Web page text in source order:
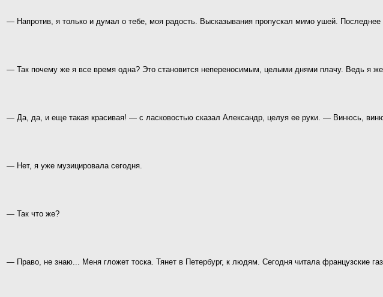
— Напротив, я только и думал о тебе, моя радость. Высказывания пропускал мимо ушей.
— Так почему же я все время одна? Это становится непереносимым, целыми днями плачу. Ведь я
— Да, да, и еще такая красивая! — с ласковостью сказал Александр, целуя ее руки. — Винюсь,
— Нет, я уже музицировала сегодня.
— Так что же?
— Право, не знаю... Меня гложет тоска. Тянет в Петербург, к людям. Сегодня читала французские